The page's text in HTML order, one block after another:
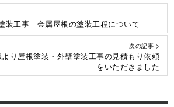
装工事 金属屋根の塗装工程について
次の記事 >
り屋根塗装・外壁塗装工事の見積もり依頼
をいただきました